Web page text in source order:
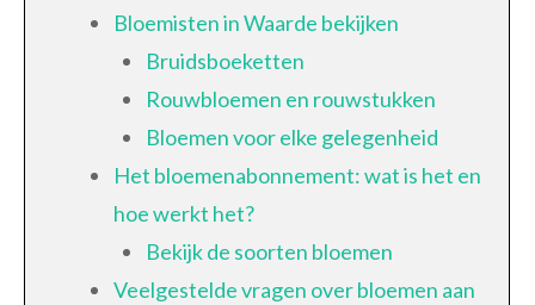
Bloemisten in Waarde bekijken
Bruidsboeketten
Rouwbloemen en rouwstukken
Bloemen voor elke gelegenheid
Het bloemenabonnement: wat is het en
hoe werkt het?
Bekijk de soorten bloemen
Veelgestelde vragen over bloemen aan